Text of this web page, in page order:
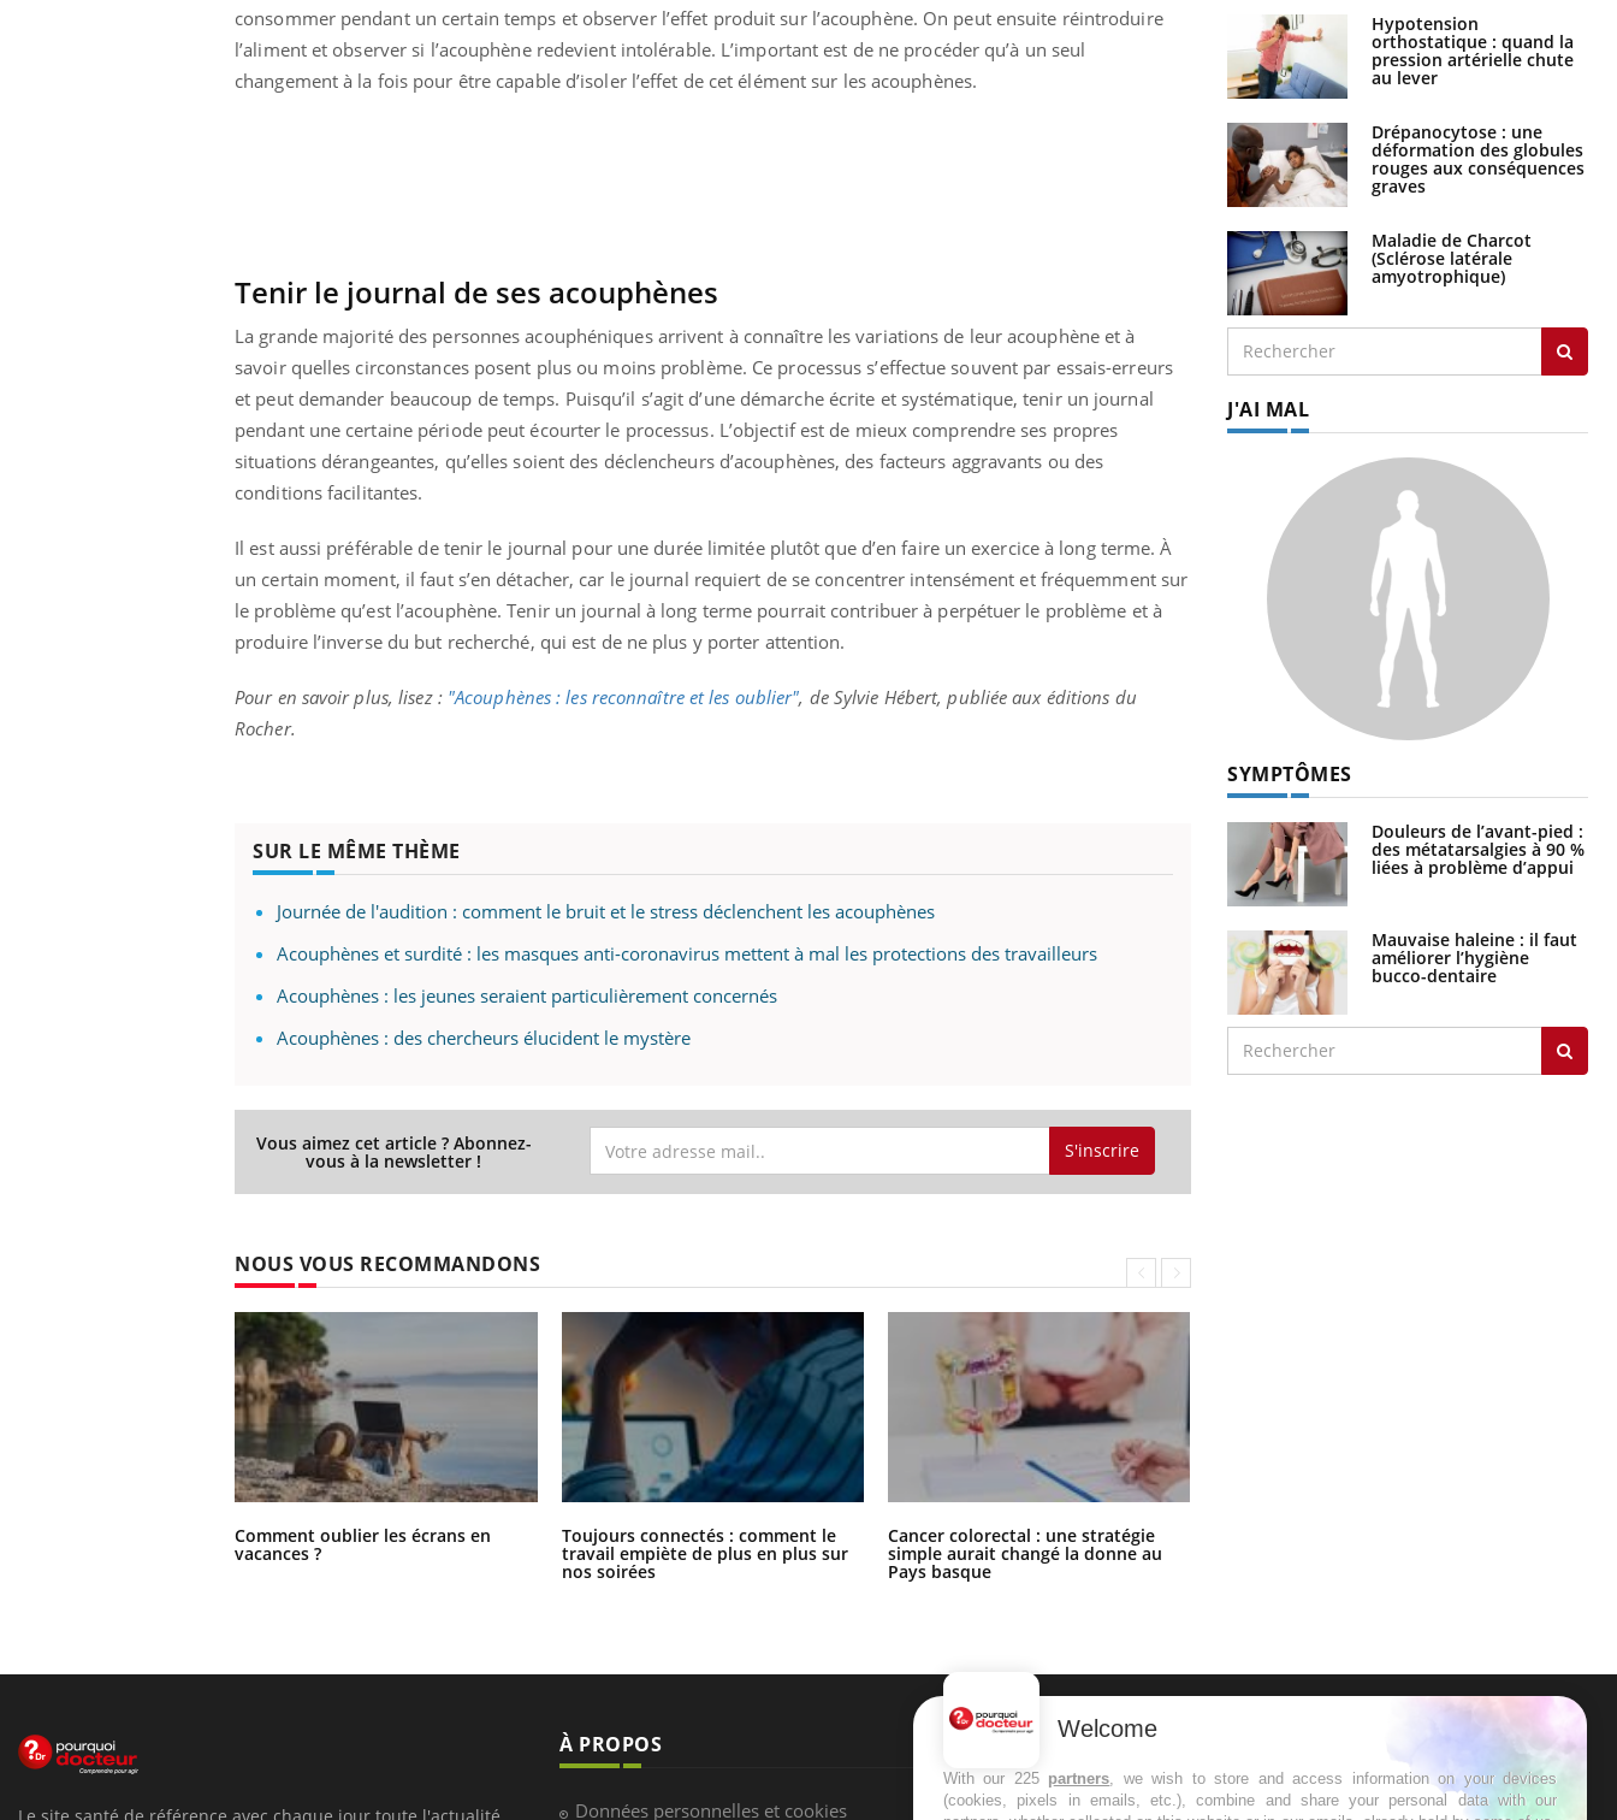
consommer pendant un certain temps et observer l’effet produit sur l’acouphène. On peut ensuite réintroduire
l’aliment et observer si l’acouphène redevient intolérable. L’important est de ne procéder qu’à un seul
changement à la fois pour être capable d’isoler l’effet de cet élément sur les acouphènes.
Tenir le journal de ses acouphènes
La grande majorité des personnes acouphéniques arrivent à connaître les variations de leur acouphène et à
savoir quelles circonstances posent plus ou moins problème. Ce processus s’effectue souvent par essais-erreurs
et peut demander beaucoup de temps. Puisqu’il s’agit d’une démarche écrite et systématique, tenir un journal
pendant une certaine période peut écourter le processus. L’objectif est de mieux comprendre ses propres
situations dérangeantes, qu’elles soient des déclencheurs d’acouphènes, des facteurs aggravants ou des
conditions facilitantes.
Il est aussi préférable de tenir le journal pour une durée limitée plutôt que d’en faire un exercice à long terme. À
un certain moment, il faut s’en détacher, car le journal requiert de se concentrer intensément et fréquemment sur
le problème qu’est l’acouphène. Tenir un journal à long terme pourrait contribuer à perpétuer le problème et à
produire l’inverse du but recherché, qui est de ne plus y porter attention.
Pour en savoir plus, lisez : "Acouphènes : les reconnaître et les oublier", de Sylvie Hébert, publiée aux éditions du
Rocher.
SUR LE MÊME THÈME
Journée de l'audition : comment le bruit et le stress déclenchent les acouphènes
Acouphènes et surdité : les masques anti-coronavirus mettent à mal les protections des travailleurs
Acouphènes : les jeunes seraient particulièrement concernés
Acouphènes : des chercheurs élucident le mystère
Vous aimez cet article ? Abonnez-
vous à la newsletter ! S'inscrire
NOUS VOUS RECOMMANDONS
Comment oublier les écrans en
vacances ?
Toujours connectés : comment le
travail empiète de plus en plus sur
nos soirées
Cancer colorectal : une stratégie
simple aurait changé la donne au
Pays basque
Hypotension
orthostatique : quand la
pression artérielle chute
au lever
Drépanocytose : une
déformation des globules
rouges aux conséquences
graves
Maladie de Charcot
(Sclérose latérale
amyotrophique)
J'AI MAL
SYMPTÔMES
Douleurs de l’avant-pied :
des métatarsalgies à 90 %
liées à problème d’appui
Mauvaise haleine : il faut
améliorer l’hygiène
bucco-dentaire
À PROPOS
Données personnelles et cookies
NEWSLETTER
Recevez toutes les semaines les meilleures
Welcome
With our 225 partners, we wish to store and access information on your devices
(cookies, pixels in emails, etc.), combine and share your personal data with our